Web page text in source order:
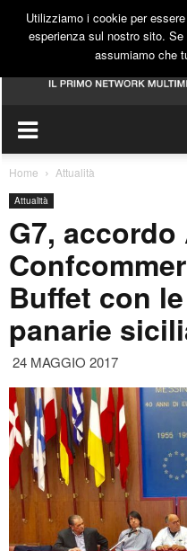
Home Attualità
Attualità
G7,
Buffet con
panarie
24 MAGGIO 2017
Utilizziamo i cookie per
esperienza sul nostro sito.
assumiamo che